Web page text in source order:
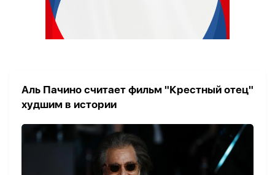
Аль Пачино считает фильм "Крестный отец"
худшим в истории